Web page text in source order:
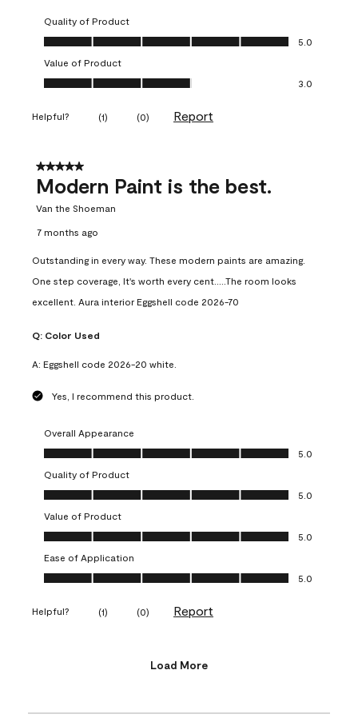
Quality of Product
Quality of Product, 5.0 out of 5
5.0
Value of Product
Value of Product, 3.0 out of 5
3.0
Helpful? (1) (0) Report
5 out of 5 stars.
Modern Paint is the best.
Van the Shoeman
7 months ago
Outstanding in every way. These modern paints are amazing.
One step coverage, It's worth every cent.....The room looks
excellent. Aura interior Eggshell code 2026-70
Q: Color Used
A: Eggshell code 2026-20 white.
Yes, I recommend this product.
Overall Appearance
Overall Appearance, 5.0 out of 5
5.0
Quality of Product
Quality of Product, 5.0 out of 5
5.0
Value of Product
Value of Product, 5.0 out of 5
5.0
Ease of Application
Ease of Application, 5.0 out of 5
5.0
Helpful? (1) (0) Report
Load More